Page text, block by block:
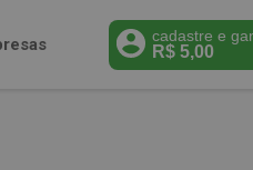
cadastre e
R$ 5,00